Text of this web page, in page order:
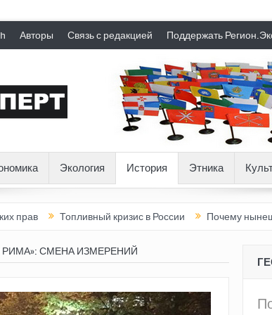
Авторы Связь с редакцией Поддержать
Экология История Этника
кризис в России Почему нынешняя Россия
РИМА»: СМЕНА ИЗМЕРЕНИЙ